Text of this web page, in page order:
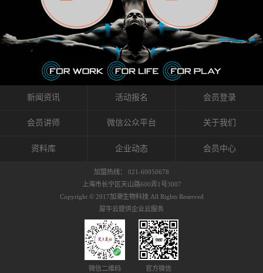
皮肤的敏感度也有不同。因此我们KINESIO要做
的，是在研发生产过程中竭尽全力的降低致敏
性，减少贴布本身带来的致敏率。那到底是什
么原因引起的过敏瘙痒呢？我整理了以下内容
仅供大家参考，希望能给予大家帮助。首先我
们分析解剖下过敏的原因，然后简说一下
KINESIO贴布贴扎后预防应对。我把导致过敏的
原因，简单分为外因和内因。外因1，贴布贴布
括：1）面料的伸展率、回缩率、纤维的刺激
能会给皮肤带来过度的刺激，从而引起过敏瘙
有毒细菌和无毒细菌，它们起着保持身体平衡
的作用。 Kinesio肌内效贴不像药物那样在短时
间内表现出症状，而是通过花费时间创造一个
对身体没有伤害（副作用等）的环境来减轻症
状。 但是，由于营养、精神、运动的平衡被破
坏，各种细胞就会发生病态变化。 在一定的状
态下，细胞因子会自动捕捉异常，并在细胞之
间传递适当的修复信息。可以收集各自所需的
因子级联；细胞因子的连锁反应）。 如果这种
者甚至提供不需要的物质。 因此，身体所需的
自然愈合能力不仅不能发挥作用，反而会造成
恶化的环境。Kinesio肌内效贴的作用，就是解
决这些问题。 KinesioTaping ® （Kinesio贴扎
疗法）的概念是空（空间），动（流动），冷
（抑制热的上升），为了实现这些，贴布的质
作出来。 特别地，Kinesio Medical
Tappling®（Kinesio医疗贴扎）通过从皮肤表面
长时间给予适...
肤上下左右运动，有效的辅助修复关节周围组
织的筋膜。它可以作用于关节或肌肉表面，释
放压力，刺激深层筋膜。“雪花”贴扎疗法是一
种可以改变肌肉、筋膜和间质液之间自然流动
关系的方法。 间质液间质被称为人体的新器
官。研究人员认为，整个身体的网络是由坚韧
且柔软的蛋白质结构所支撑的相互连接的充满
流体的空间构成的。如果作为脏器，这是人体
最大的脏器，约占体重的20%（相比之下，皮
内流通，有助于细胞的再生和恢复。“1”“雪花”
周围进行轻柔的刺激，改善受影响的关节和肌
到辅助修复损伤组织的作用。对组织的营养供
膜，韧带和关节周围皮下组织的关节囊。 流
体力学理论加濑博士-Kinesio肌内效贴布的发明
人流体力学理论是以对日常生活产生反复影响
的纤细筋膜的性质为焦点。 筋膜容易受到外部
新闻资讯 活动报名 会员登录
会员讲师 微信公众平台 关于我们
资料库 企业动态 会员中心
加盟热线： 021-60950678
上海市长宁区天山路600弄1号3007
Copyright © 2017加濑生物科技.All Rights Reserved
犀牛云提供企业云服务
微信二维码 官方微信